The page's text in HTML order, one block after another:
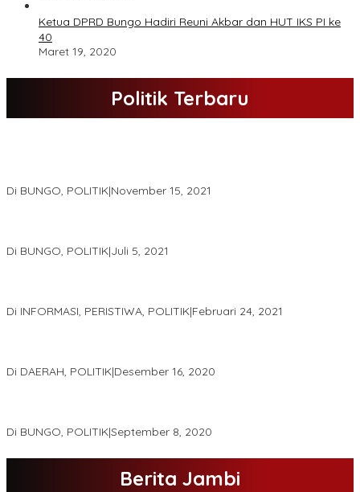
Ketua DPRD Bungo Hadiri Reuni Akbar dan HUT IKS PI ke
40
Maret 19, 2020
Politik Terbaru
Di BUNGO, POLITIK|November 15, 2021
Di BUNGO, POLITIK|Juli 5, 2021
Di INFORMASI, PERISTIWA, POLITIK|Februari 24, 2021
Di DAERAH, POLITIK|Desember 16, 2020
Di BUNGO, POLITIK|September 8, 2020
Berita Jambi